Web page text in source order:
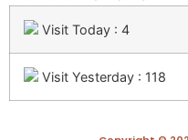
Visit Today : 4
Visit Yesterday : 118